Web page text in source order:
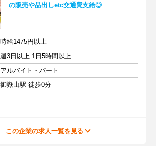
の販売や品出しetc交通費支給◎
時給1475円以上
週3日以上 1日5時間以上
アルバイト・パート
御嶽山駅 徒歩0分
この企業の求人一覧を見る